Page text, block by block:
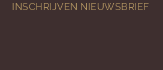
INSCHRIJVEN NIEUWSBRIEF